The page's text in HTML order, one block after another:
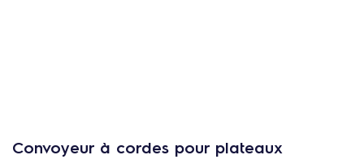
Convoyeur à cordes pour plateaux